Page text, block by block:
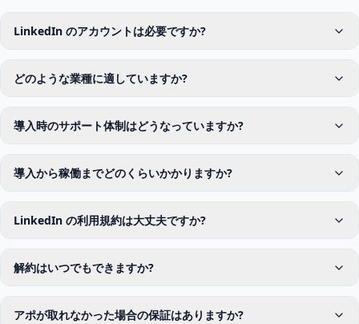
LinkedIn のアカウントは必要ですか?
どのような業種に適していますか?
導入時のサポート体制はどうなっていますか?
導入から稼働までどのくらいかかりますか?
LinkedIn の利用規約は大丈夫ですか?
解約はいつでもできますか?
アポが取れなかった場合の保証はありますか?